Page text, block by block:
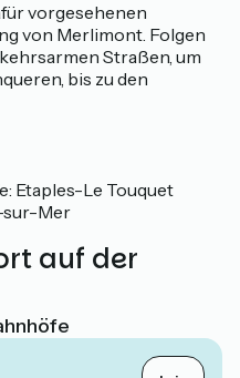
vorgesehenen
von Merlimont. Folgen
Straßen, um
bis zu den
Etaples-Le Touquet
sur-Mer
auf der